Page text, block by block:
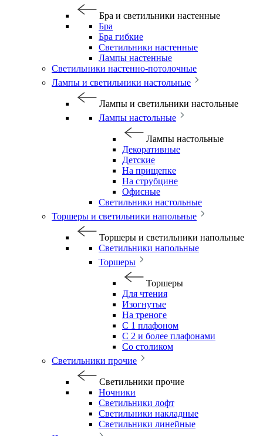
Бра и светильники настенные
Бра
Бра гибкие
Светильники настенные
Лампы настенные
Светильники настенно-потолочные
Лампы и светильники настольные
Лампы и светильники настольные
Лампы настольные
Лампы настольные
Декоративные
Детские
На прищепке
На струбцине
Офисные
Светильники настольные
Торшеры и светильники напольные
Торшеры и светильники напольные
Светильники напольные
Торшеры
Торшеры
Для чтения
Изогнутые
На треноге
С 1 плафоном
С 2 и более плафонами
Со столиком
Светильники прочие
Светильники прочие
Ночники
Светильники лофт
Светильники накладные
Светильники линейные